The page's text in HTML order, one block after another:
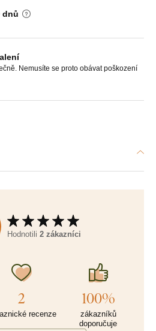
dnů
Nemusíte se proto obávat poškození
Hodnotili 2 zákazníci
2
recenze
100%
zákazníků
doporučuje